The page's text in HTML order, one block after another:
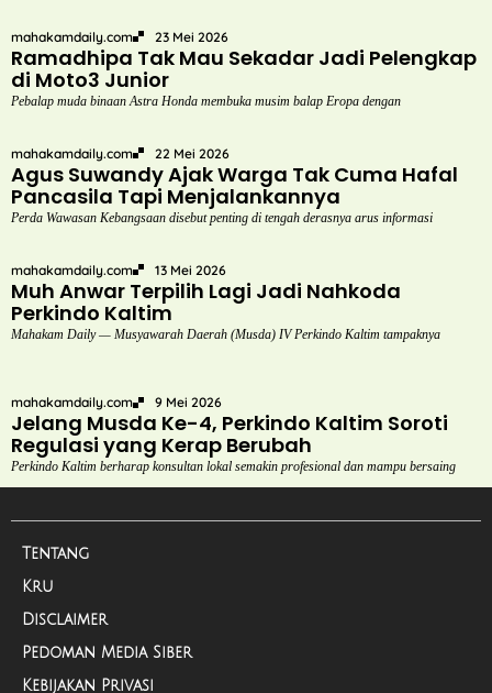
mahakamdaily.com 23 Mei 2026
Ramadhipa Tak Mau Sekadar Jadi Pelengkap
di Moto3 Junior
Pebalap muda binaan Astra Honda membuka musim balap Eropa dengan
mahakamdaily.com 22 Mei 2026
Agus Suwandy Ajak Warga Tak Cuma Hafal
Pancasila Tapi Menjalankannya
Perda Wawasan Kebangsaan disebut penting di tengah derasnya arus informasi
mahakamdaily.com 13 Mei 2026
Muh Anwar Terpilih Lagi Jadi Nahkoda
Perkindo Kaltim
Mahakam Daily — Musyawarah Daerah (Musda) IV Perkindo Kaltim tampaknya
mahakamdaily.com 9 Mei 2026
Jelang Musda Ke-4, Perkindo Kaltim Soroti
Regulasi yang Kerap Berubah
Perkindo Kaltim berharap konsultan lokal semakin profesional dan mampu bersaing
Tentang
Kru
Disclaimer
Pedoman Media Siber
Kebijakan Privasi